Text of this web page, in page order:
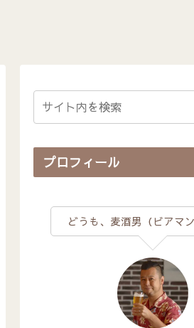
プロフィール
どうも、麦酒男（ビアマ